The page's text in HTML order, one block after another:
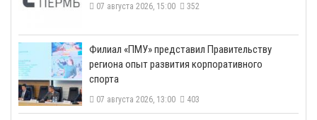
07 августа 2026, 15:00 352
​Филиал «ПМУ» представил Правительству
региона опыт развития корпоративного
спорта
07 августа 2026, 13:00 403